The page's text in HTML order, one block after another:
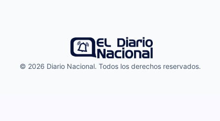
© 2026 Diario Nacional. Todos los derechos reservados.